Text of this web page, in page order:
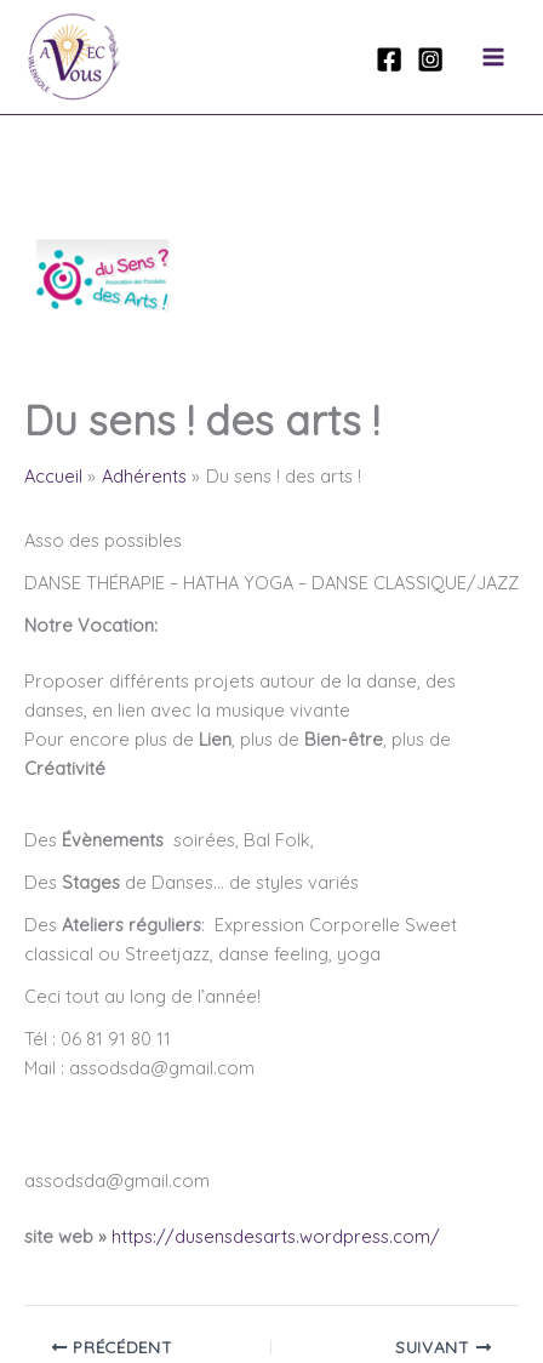
contenu
Du sens ! des arts !
Accueil Adhérents Du sens ! des arts !
Asso des possibles
DANSE THÉRAPIE – HATHA YOGA – DANSE CLASSIQUE/JAZZ
Notre Vocation:
Proposer différents projets autour de la danse, des
danses, en lien avec la musique vivante
Pour encore plus de Lien, plus de Bien-être, plus de
Créativité
Des Évènements soirées, Bal Folk,
Des Stages de Danses… de styles variés
Des Ateliers réguliers: Expression Corporelle Sweet
classical ou Streetjazz, danse feeling, yoga
Ceci tout au long de l’année!
Tél : 06 81 91 80 11
Mail : assodsda@gmail.com
assodsda@gmail.com
site web » https://dusensdesarts.wordpress.com/
PRÉCÉDENT SUIVANT